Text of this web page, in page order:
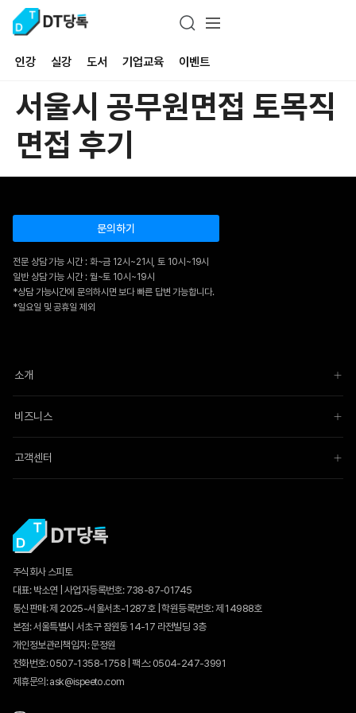
인강 실강 도서 기업교육 이벤트
서울시 공무원면접 토목직
면접 후기
문의하기
전문 상담 가능 시간 : 화~금 12시~21시, 토 10시~19시
일반 상담 가능 시간 : 월~토 10시~19시
*상담 가능시간에 문의하시면 보다 빠른 답변 가능합니다.
*일요일 및 공휴일 제외
소개
비즈니스
고객센터
주식회사 스피토
대표: 박소연 | 사업자등록번호: 738-87-01745
통신판매:제 2025-서울서초-1287호| 학원등록번호: 제 14988호
본점: 서울특별시 서초구 잠원동 14-17 라전빌딩 3층
개인정보관리책임자: 문정원
전화번호: 0507-1358-1758 | 팩스: 0504-247-3991
제휴문의: ask@ispeeto.com